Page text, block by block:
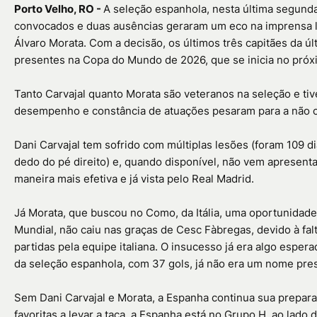
Porto Velho, RO - A seleção espanhola, nesta última
convocados e duas ausências geraram um eco na
Álvaro Morata. Com a decisão, os últimos três capitães da
presentes na Copa do Mundo de 2026, que se inicia no
Tanto Carvajal quanto Morata são veteranos na seleção e
desempenho e constância de atuações pesaram para a não
Dani Carvajal tem sofrido com múltiplas lesões (foram 109
dedo do pé direito) e, quando disponível, não vem
maneira mais efetiva e já vista pelo Real Madrid.
Já Morata, que buscou no Como, da Itália, uma
Mundial, não caiu nas graças de Cesc Fàbregas, devido à
partidas pela equipe italiana. O insucesso já era algo
da seleção espanhola, com 37 gols, já não era um nome
Sem Dani Carvajal e Morata, a Espanha continua sua